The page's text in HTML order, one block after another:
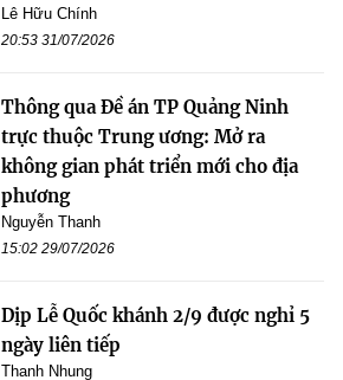
Lê Hữu Chính
20:53 31/07/2026
Thông qua Đề án TP Quảng Ninh
trực thuộc Trung ương: Mở ra
không gian phát triển mới cho địa
phương
Nguyễn Thanh
15:02 29/07/2026
Dịp Lễ Quốc khánh 2/9 được nghỉ 5
ngày liên tiếp
Thanh Nhung